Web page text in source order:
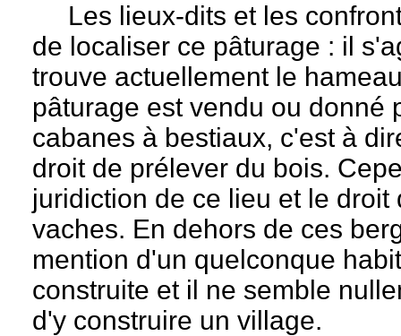
Les lieux-dits et les
de localiser ce pâturage : il
trouve actuellement le
pâturage est vendu ou donné
cabanes à bestiaux, c'est à
droit de prélever du bois.
juridiction de ce lieu et le
vaches. En dehors de ces
mention d'un quelconque
construite et il ne semble
d'y construire un village.